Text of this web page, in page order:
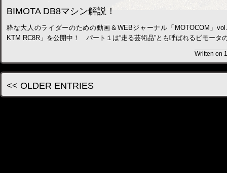
BIMOTA DB8マシン解説！
粋な大人のライダーのための動画＆WEBジャーナル「MOTOCOM」
KTM RC8R」を公開中！ パート１は“走る芸術品”とも呼ばれるビモータ
Written on
<< OLDER ENTRIES